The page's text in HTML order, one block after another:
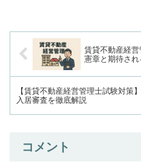
賃貸不動産経
憲章と期待さ
【賃貸不動産経営管理士試験対策
入居審査を徹底解説
コメント